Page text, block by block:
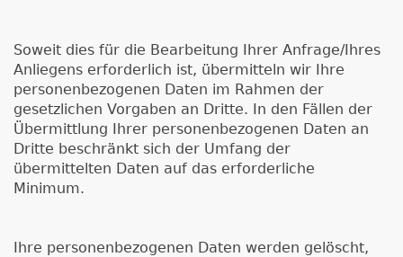
Soweit dies für die Bearbeitung Ihrer Anfrage/Ihres
Anliegens erforderlich ist, übermitteln wir Ihre
personenbezogenen Daten im Rahmen der
gesetzlichen Vorgaben an Dritte. In den Fällen der
Übermittlung Ihrer personenbezogenen Daten an
Dritte beschränkt sich der Umfang der
übermittelten Daten auf das erforderliche
Minimum.
Ihre personenbezogenen Daten werden gelöscht,